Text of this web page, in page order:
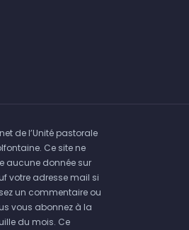
de l’Unité pastorale
Ce site ne
aucune donnée sur
votre adresse mail si
un commentaire ou
vous abonnez à la
du mois. Ce